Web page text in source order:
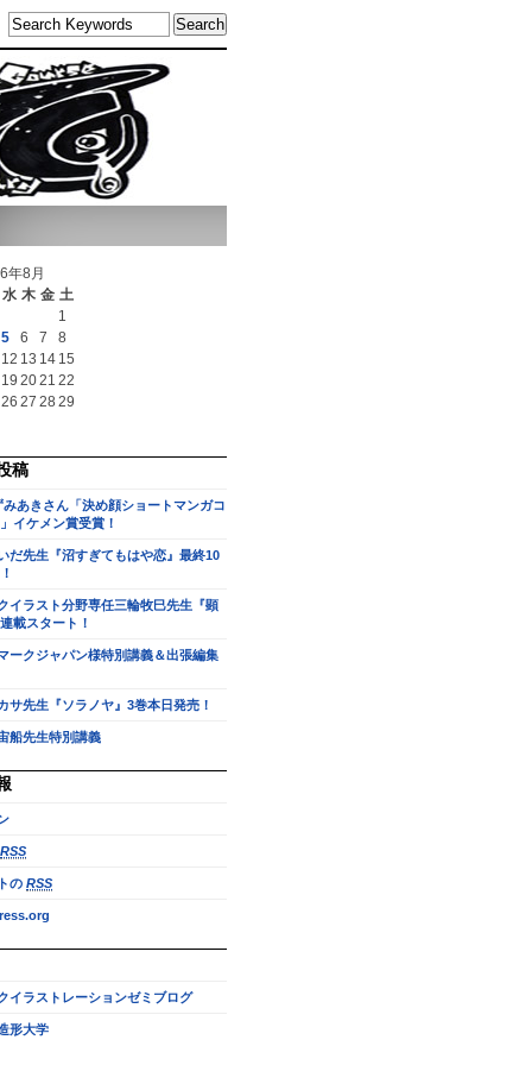
年8月
水 木 金 土
1
5 6 7
8
12 13 14 15
19 2021 22
26 27 28 29
稿
みあきさん「決め顔ショートマンガコ
イケメン賞受賞！
だ先生『沼すぎてもはや恋』最終10
イラスト分野専任三輪牧巳先生『顕
載スタート！
ークジャパン様特別講義＆出張編集
サ先生『ソラノヤ』3巻本日発売！
船先生特別講義
RSS
の RSS
イラストレーションゼミブログ
形大学